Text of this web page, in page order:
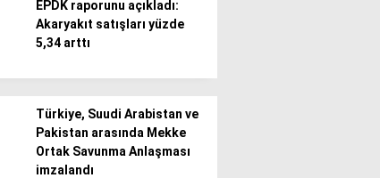
EPDK raporunu açıkladı:
Akaryakıt satışları yüzde
5,34 arttı
Türkiye, Suudi Arabistan ve
Pakistan arasında Mekke
Ortak Savunma Anlaşması
imzalandı